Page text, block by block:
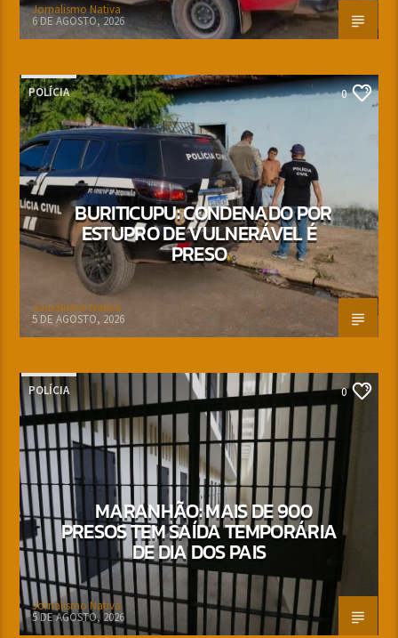
Jornalismo Nativa
6 DE AGOSTO, 2026
POLÍCIA 0
BURITICUPU: CONDENADO POR
ESTUPRO DE VULNERÁVEL É
PRESO
Jornalismo Nativa
5 DE AGOSTO, 2026
POLÍCIA 0
MARANHÃO: MAIS DE 900
PRESOS TEM SAÍDA TEMPORÁRIA
DE DIA DOS PAIS
Jornalismo Nativa
5 DE AGOSTO, 2026